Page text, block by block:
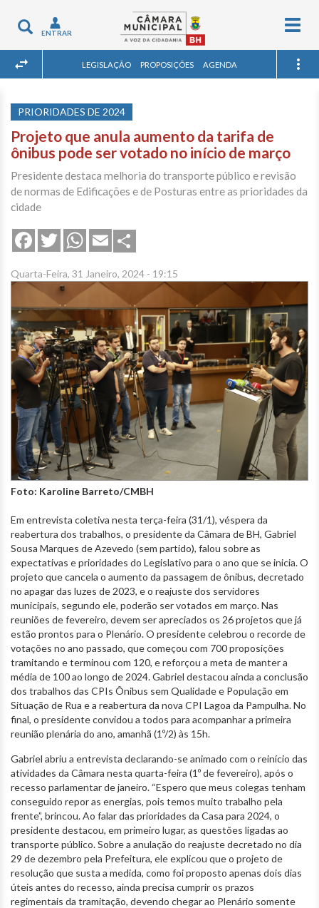
Toggle
navigation
ENTRAR
LEGISLAÇÃO PROPOSIÇÕES AGENDA
PRIORIDADES DE 2024
Projeto que anula aumento da tarifa de
ônibus pode ser votado no início de março
Presidente destaca melhoria do transporte público e revisão
de normas de Edificações e de Posturas entre as prioridades da
cidade
FacebookTwitterWhatsApp
Email
Quarta-Feira, 31 Janeiro, 2024 - 19:15
Foto: Karoline Barreto/CMBH
Em entrevista coletiva nesta terça-feira (31/1), véspera da
reabertura dos trabalhos, o presidente da Câmara de BH, Gabriel
Sousa Marques de Azevedo (sem partido), falou sobre as
expectativas e prioridades do Legislativo para o ano que se inicia. O
projeto que cancela o aumento da passagem de ônibus, decretado
no apagar das luzes de 2023, e o reajuste dos servidores
municipais, segundo ele, poderão ser votados em março. Nas
reuniões de fevereiro, devem ser apreciados os 26 projetos que já
estão prontos para o Plenário. O presidente celebrou o recorde de
votações no ano passado, que começou com 700 proposições
tramitando e terminou com 120, e reforçou a meta de manter a
média de 100 ao longo de 2024. Gabriel destacou ainda a conclusão
dos trabalhos das CPIs Ônibus sem Qualidade e População em
Situação de Rua e a reabertura da nova CPI Lagoa da Pampulha. No
final, o presidente convidou a todos para acompanhar a primeira
reunião plenária do ano, amanhã (1º/2) às 15h.
Gabriel abriu a entrevista declarando-se animado com o reinício das
atividades da Câmara nesta quarta-feira (1º de fevereiro), após o
recesso parlamentar de janeiro. “Espero que meus colegas tenham
conseguido repor as energias, pois temos muito trabalho pela
frente”, brincou. Ao falar das prioridades da Casa para 2024, o
presidente destacou, em primeiro lugar, as questões ligadas ao
transporte público. Sobre a anulação do reajuste decretado no dia
29 de dezembro pela Prefeitura, ele explicou que o projeto de
resolução que susta a medida, como foi proposto apenas dois dias
úteis antes do recesso, ainda precisa cumprir os prazos
regimentais da tramitação, devendo chegar ao Plenário somente